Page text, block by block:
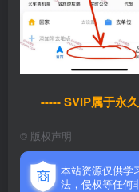
----- SVIP属于永
© 版权声明
本站资源仅供学
法，侵权等任何